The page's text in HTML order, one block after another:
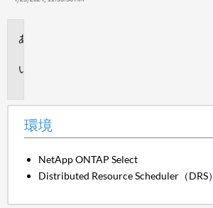
環境
NetApp ONTAP Select
Distributed Resource Scheduler（DRS）